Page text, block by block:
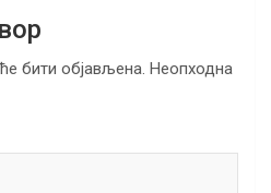
бити објављена. Неопходна